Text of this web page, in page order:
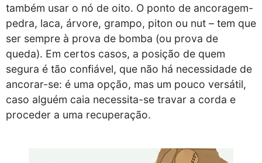
também usar o nó de oito. O ponto de ancoragem-
pedra, laca, árvore, grampo, piton ou nut – tem que
ser sempre à prova de bomba (ou prova de
queda). Em certos casos, a posição de quem
segura é tão confiável, que não há necessidade de
ancorar-se: é uma opção, mas um pouco versátil,
caso alguém caia necessita-se travar a corda e
proceder a uma recuperação.